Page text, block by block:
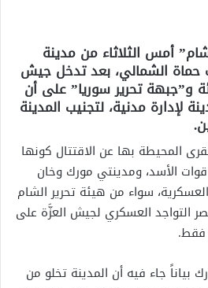
أمس الثلاثاء من مدينة
الشمالي، بعد تدخل جيش
و”جبهة تحرير سوريا” على أن
لإدارة مدنية، لتجنيب المدينة
المحيطة بها عن الاقتتال كونها
الأسد، ومدينتي مورك وخان
سواء من هيئة تحرير الشام
التواجد العسكري لجيش العزَّة على
فقط.
بياناً جاء فيه أن المدينة تخلو من